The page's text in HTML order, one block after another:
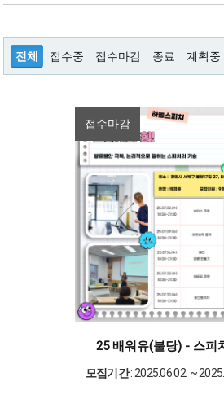
전체 접수중 접수마감 종료 계획중
25 배워유(불당) - 스피
모집기간: 2025.06.02. ~
접수마감